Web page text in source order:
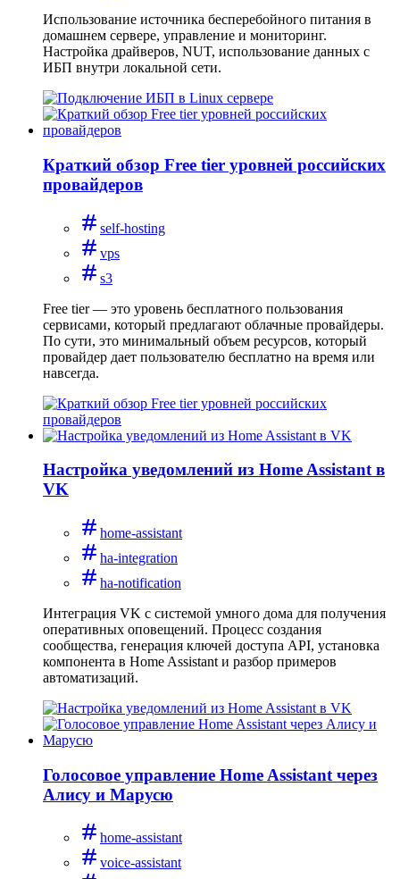
Использование источника бесперебойного питания в
домашнем сервере, управление и мониторинг.
Настройка драйверов, NUT, использование данных с
ИБП внутри локальной сети.
Краткий обзор Free tier уровней российских
провайдеров
self-hosting
vps
s3
Free tier — это уровень бесплатного пользования
сервисами, который предлагают облачные провайдеры.
По сути, это минимальный объем ресурсов, который
провайдер дает пользователю бесплатно на время или
навсегда.
Настройка уведомлений из Home Assistant в
VK
home-assistant
ha-integration
ha-notification
Интеграция VK с системой умного дома для получения
оперативных оповещений. Процесс создания
сообщества, генерация ключей доступа API, установка
компонента в Home Assistant и разбор примеров
автоматизаций.
Голосовое управление Home Assistant через
Алису и Марусю
home-assistant
voice-assistant